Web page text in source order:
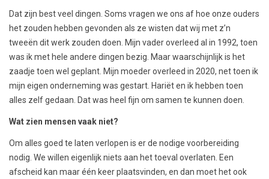
Dat zijn best veel dingen. Soms vragen we ons af hoe onze ouders
het zouden hebben gevonden als ze wisten dat wij met z’n
tweeën dit werk zouden doen. Mijn vader overleed al in 1992, toen
was ik met hele andere dingen bezig. Maar waarschijnlijk is het
zaadje toen wel geplant. Mijn moeder overleed in 2020, net toen ik
mijn eigen onderneming was gestart. Hariët en ik hebben toen
alles zelf gedaan. Dat was heel fijn om samen te kunnen doen.
Wat zien mensen vaak niet?
Om alles goed te laten verlopen is er de nodige voorbereiding
nodig. We willen eigenlijk niets aan het toeval overlaten. Een
afscheid kan maar één keer plaatsvinden, en dan moet het ook